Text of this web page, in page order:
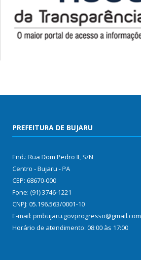
PREFEITURA DE BUJARU
End.: Rua Dom Pedro II, S/N
Centro - Bujaru - PA
CEP: 68670-000
Fone: (91) 3746-1221
CNPJ: 05.196.563/0001-10
E-mail: pmbujaru.govprogresso@gmail.com
Horário de atendimento: 08:00 às 17:00